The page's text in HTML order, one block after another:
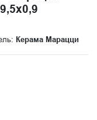
Керама Марацци